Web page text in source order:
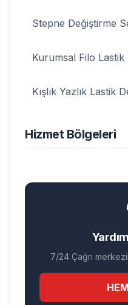
Stepne Değiştirme
Kurumsal Filo Lastik
Kışlık Yazlık Lastik
Hizmet Bölgeleri
7/24 Çağrı